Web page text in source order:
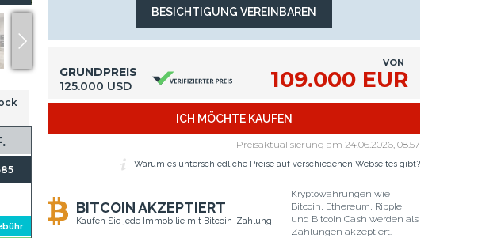
GRUNDPREIS
125.000 USD
VON
109.000 EUR
ICH MÖCHTE KAUFEN
Preisaktualisierung am 24.06.2026, 08.57
Warum es unterschiedliche Preise auf verschiedenen Webseites gibt?
BITCOIN AKZEPTIERT
Kaufen Sie jede Immobilie mit Bitcoin-Zahlung
Kryptowährungen wie
Bitcoin, Ethereum, Ripple
und Bitcoin Cash werden als
Zahlungen akzeptiert.